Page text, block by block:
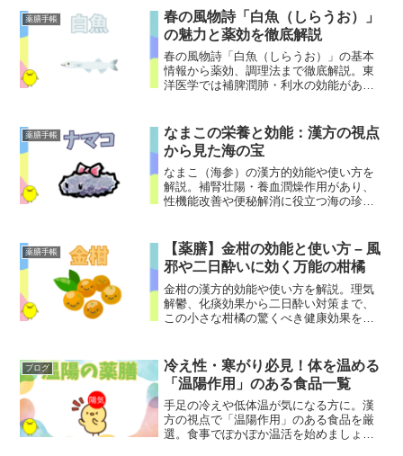
薬膳手帳
春の風物詩「白魚（しらうお）」
の魅力と薬効を徹底解説
春の風物詩「白魚（しらうお）」の基本
情報から薬効、調理法まで徹底解説。東
洋医学では補脾潤肺・利水の効能があ
薬膳手帳
なまこの栄養と効能：漢方の視点
から見た海の宝
なまこ（海参）の漢方的効能や使い方を
解説。補腎壮陽・養血潤燥作用があり、
性機能改善や便秘解消に役立つ海の珍味
薬膳手帳
【薬膳】金柑の効能と使い方 – 風
邪や二日酔いに効く万能の柑橘
金柑の漢方的効能や使い方を解説。理気
解鬱、化痰効果から二日酔い対策まで、
この小さな柑橘の驚くべき健康効果を知
ブログ
冷え性・寒がり必見！体を温める
「温陽作用」のある食品一覧
手足の冷えや低体温が気になる方に。漢
方の視点で「温陽作用」のある食品を厳
選。食事でぽかぽか温活を始めましょ